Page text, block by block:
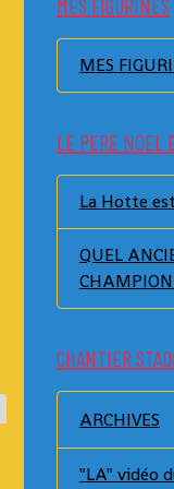
MES FIGURINES
MES
LE PERE NOEL
La Hotte
QUEL
CHANTIER
ARCHIVES
"LA" vidéo